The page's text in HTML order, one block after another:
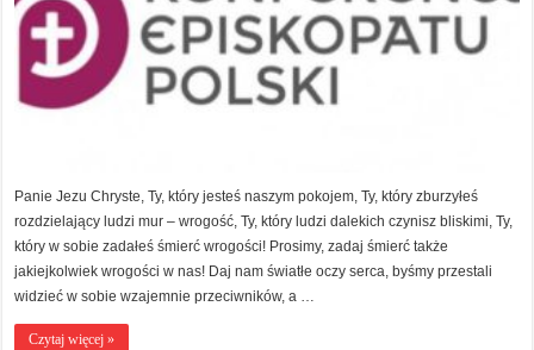
Panie Jezu Chryste, Ty, który jesteś naszym pokojem, Ty, który zburzyłeś
rozdzielający ludzi mur – wrogość, Ty, który ludzi dalekich czynisz bliskimi, Ty,
który w sobie zadałeś śmierć wrogości! Prosimy, zadaj śmierć także
jakiejkolwiek wrogości w nas! Daj nam światłe oczy serca, byśmy przestali
widzieć w sobie wzajemnie przeciwników, a …
Czytaj więcej »